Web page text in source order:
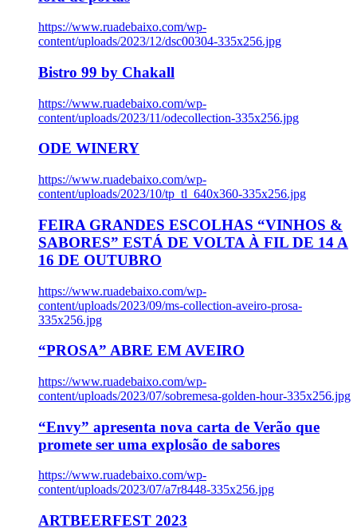
https://www.ruadebaixo.com/wp-
content/uploads/2023/12/dsc00304-335x256.jpg
Bistro 99 by Chakall
https://www.ruadebaixo.com/wp-
content/uploads/2023/11/odecollection-335x256.jpg
ODE WINERY
https://www.ruadebaixo.com/wp-
content/uploads/2023/10/tp_tl_640x360-335x256.jpg
FEIRA GRANDES ESCOLHAS “VINHOS &
SABORES” ESTÁ DE VOLTA À FIL DE 14 A
16 DE OUTUBRO
https://www.ruadebaixo.com/wp-
content/uploads/2023/09/ms-collection-aveiro-prosa-
335x256.jpg
“PROSA” ABRE EM AVEIRO
https://www.ruadebaixo.com/wp-
content/uploads/2023/07/sobremesa-golden-hour-335x256.jpg
“Envy” apresenta nova carta de Verão que
promete ser uma explosão de sabores
https://www.ruadebaixo.com/wp-
content/uploads/2023/07/a7r8448-335x256.jpg
ARTBEERFEST 2023